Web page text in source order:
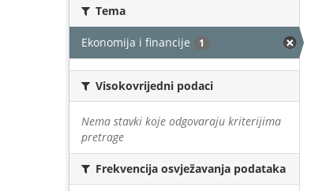
Tema
Ekonomija i financije 1
Visokovrijedni podaci
Nema stavki koje odgovaraju kriterijima
pretrage
Frekvencija osvježavanja podataka